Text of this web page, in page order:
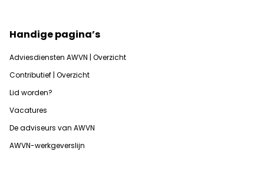
Handige pagina’s
Adviesdiensten AWVN | Overzicht
Contributief | Overzicht
Lid worden?
Vacatures
De adviseurs van AWVN
AWVN-werkgeverslijn